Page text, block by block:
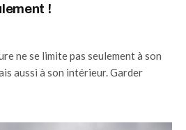
!
ne se limite pas seulement à son
aussi à son intérieur. Garder